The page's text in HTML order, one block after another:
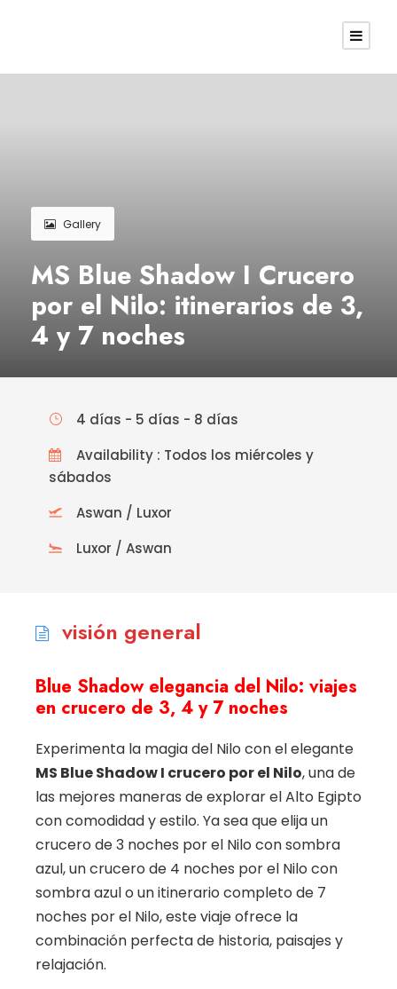
Gallery
MS Blue Shadow I Crucero
por el Nilo: itinerarios de 3,
4 y 7 noches
4 días - 5 días - 8 días
Availability : Todos los miércoles y
sábados
Aswan / Luxor
Luxor / Aswan
visión general
Blue Shadow elegancia del Nilo: viajes
en crucero de 3, 4 y 7 noches
Experimenta la magia del Nilo con el elegante
MS Blue Shadow I crucero por el Nilo, una de
las mejores maneras de explorar el Alto Egipto
con comodidad y estilo. Ya sea que elija un
crucero de 3 noches por el Nilo con sombra
azul, un crucero de 4 noches por el Nilo con
sombra azul o un itinerario completo de 7
noches por el Nilo, este viaje ofrece la
combinación perfecta de historia, paisajes y
relajación.